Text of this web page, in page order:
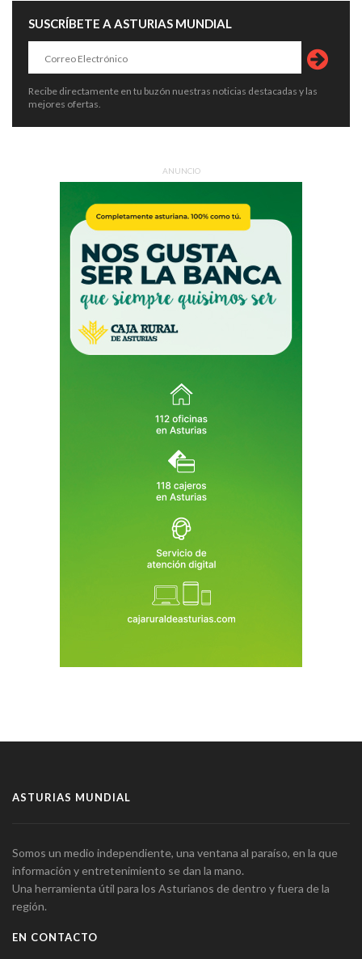
SUSCRÍBETE A ASTURIAS MUNDIAL
Recibe directamente en tu buzón nuestras noticias destacadas y las
mejores ofertas.
ANUNCIO
ASTURIAS MUNDIAL
Somos un medio independiente, una ventana al paraíso, en la que
información y entretenimiento se dan la mano.
Una herramienta útil para los Asturianos de dentro y fuera de la
región.
EN CONTACTO